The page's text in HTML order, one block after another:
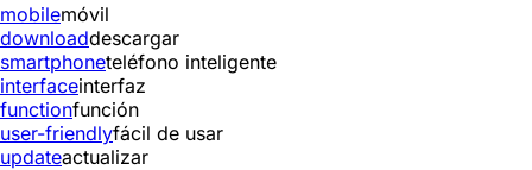
mobilemóvil
downloaddescargar
smartphoneteléfono inteligente
interfaceinterfaz
functionfunción
user-friendlyfácil de usar
updateactualizar